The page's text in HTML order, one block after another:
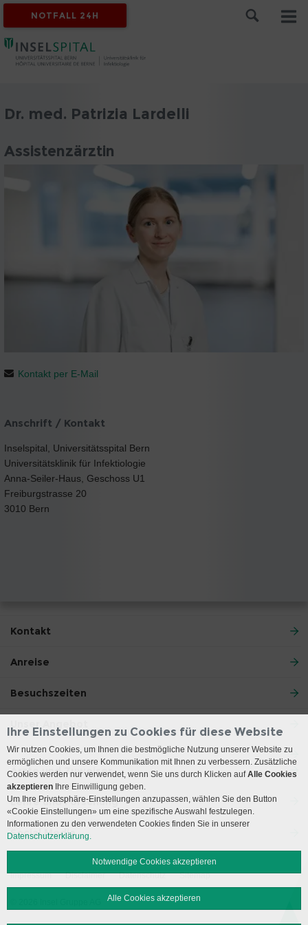
NOTFALL 24H
Dr. med. Patrizia Lardelli
Assistenzärztin
Kontakt per E-Mail
Anschrift / Kontakt
Inselspital, Universitätsspital Bern
Universitätsklinik für Infektiologie
Anna-Seiler-Haus, Geschoss U1
Freiburgstrasse 20
3010 Bern
Kontakt
Anreise
Besuchszeiten
Ärzte und Zuweiser
Lehre und Forschung
Social Media
Impressum Disclaimer Datenschutz Sitemap
Ihre Einstellungen zu Cookies für diese Website
Wir nutzen Cookies, um Ihnen die bestmögliche Nutzung unserer Website zu
ermöglichen und unsere Kommunikation mit Ihnen zu verbessern. Zusätzliche
Cookies werden nur verwendet, wenn Sie uns durch Klicken aufAlle Cookies
akzeptieren Ihre Einwilligung geben.
Um Ihre Privatsphäre-Einstellungen anzupassen, wählen Sie den Button
«Cookie Einstellungen» um eine spezifische Auswahl festzulegen.
Informationen zu den verwendeten Cookies finden Sie in unserer
Datenschutzerklärung.
Notwendige Cookies akzeptieren
Alle Cookies akzeptieren